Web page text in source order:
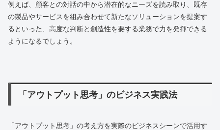
例えば、顧客との対話の中から潜在的なニーズを読み取り、既存
の製品やサービスを組み合わせて新たなソリューションを提案す
るといった、高度な判断と創造性を要する業務で力を発揮できる
ようになるでしょう。
「アウトプット思考」のビジネス実践法
「アウトプット思考」の考え方を実際のビジネスシーンで活用す